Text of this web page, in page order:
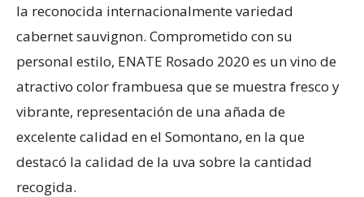
la reconocida internacionalmente variedad
cabernet sauvignon. Comprometido con su
personal estilo, ENATE Rosado 2020 es un vino de
atractivo color frambuesa que se muestra fresco y
vibrante, representación de una añada de
excelente calidad en el Somontano, en la que
destacó la calidad de la uva sobre la cantidad
recogida.